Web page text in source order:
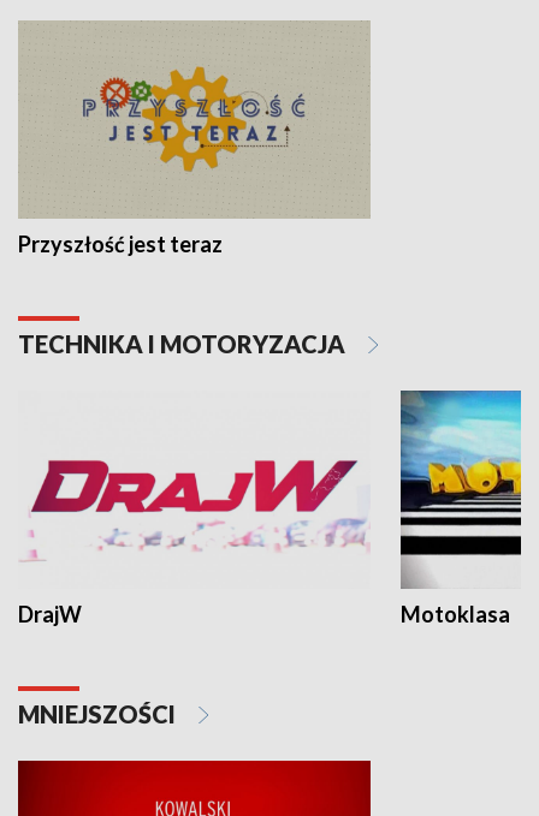
Przyszłość jest teraz
TECHNIKA I MOTORYZACJA
DrajW Motoklasa
MNIEJSZOŚCI